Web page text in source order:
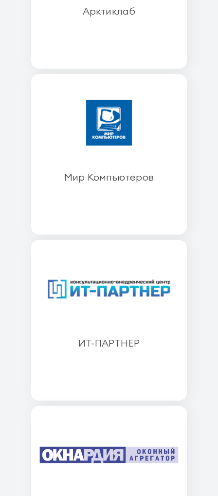
Арктиклаб
Мир Компьютеров
ИТ-ПАРТНЕР